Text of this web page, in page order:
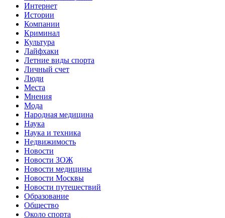
Интернет
Истории
Компании
Криминал
Культура
Лайфхаки
Летние виды спорта
Личный счет
Люди
Места
Мнения
Мода
Народная медицина
Наука
Наука и техника
Недвижимость
Новости
Новости ЗОЖ
Новости медицины
Новости Москвы
Новости путешествий
Образование
Общество
Около спорта